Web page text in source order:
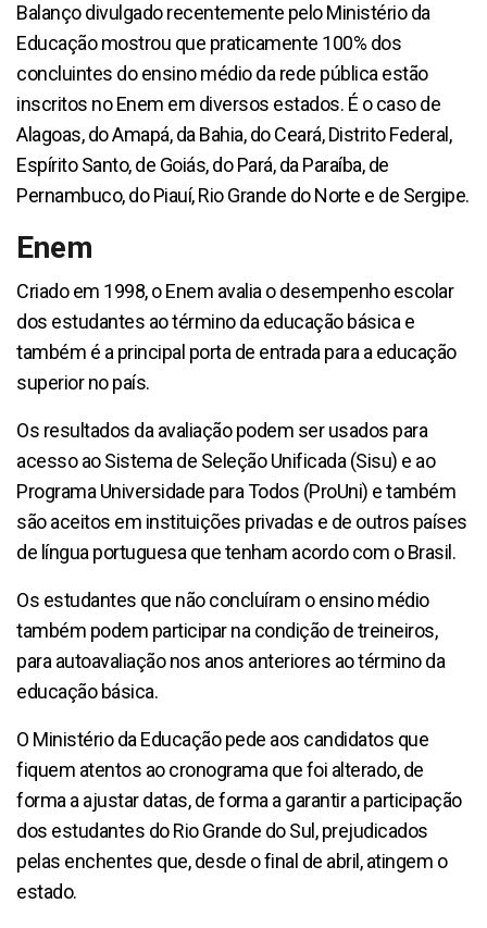
Balanço divulgado recentemente pelo Ministério da
Educação mostrou que praticamente 100% dos
concluintes do ensino médio da rede pública estão
inscritos no Enem em diversos estados. É o caso de
Alagoas, do Amapá, da Bahia, do Ceará, Distrito Federal,
Espírito Santo, de Goiás, do Pará, da Paraíba, de
Pernambuco, do Piauí, Rio Grande do Norte e de Sergipe.
Enem
Criado em 1998, o Enem avalia o desempenho escolar
dos estudantes ao término da educação básica e
também é a principal porta de entrada para a educação
superior no país.
Os resultados da avaliação podem ser usados para
acesso ao Sistema de Seleção Unificada (Sisu) e ao
Programa Universidade para Todos (ProUni) e também
são aceitos em instituições privadas e de outros países
de língua portuguesa que tenham acordo com o Brasil.
Os estudantes que não concluíram o ensino médio
também podem participar na condição de treineiros,
para autoavaliação nos anos anteriores ao término da
educação básica.
O Ministério da Educação pede aos candidatos que
fiquem atentos ao cronograma que foi alterado, de
forma a ajustar datas, de forma a garantir a participação
dos estudantes do Rio Grande do Sul, prejudicados
pelas enchentes que, desde o final de abril, atingem o
estado.